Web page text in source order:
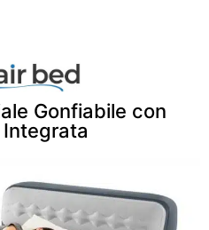
Gonfiabile con